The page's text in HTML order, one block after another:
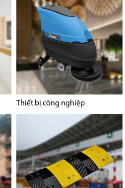
Thiết bị công nghiệp